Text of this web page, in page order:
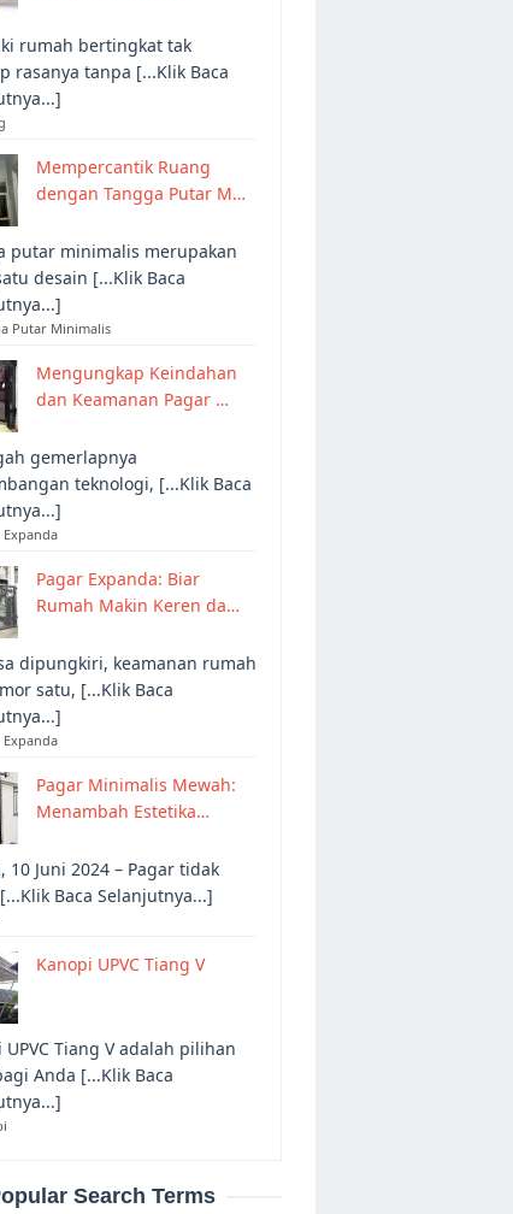
rumah bertingkat tak
rasanya tanpa [...Klik Baca
Mempercantik Ruang
dengan Tangga Putar M…
putar minimalis merupakan
desain [...Klik Baca
Putar Minimalis
Mengungkap Keindahan
dan Keamanan Pagar …
gemerlapnya
teknologi, [...Klik Baca
Pagar Expanda: Biar
Rumah Makin Keren da…
dipungkiri, keamanan rumah
satu, [...Klik Baca
Pagar Minimalis Mewah:
Menambah Estetika…
10 Juni 2024 – Pagar tidak
Baca Selanjutnya...]
Kanopi UPVC Tiang V
UPVC Tiang V adalah pilihan
Anda [...Klik Baca
Search Terms